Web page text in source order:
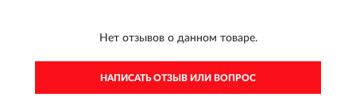
Нет отзывов о данном товаре.
НАПИСАТЬ ОТЗЫВ ИЛИ ВОПРОС